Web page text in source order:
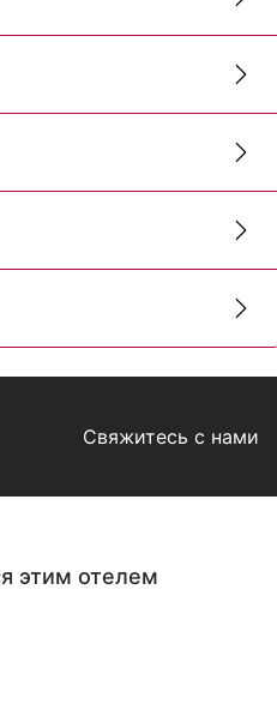
Свяжитесь с нами
этим отелем